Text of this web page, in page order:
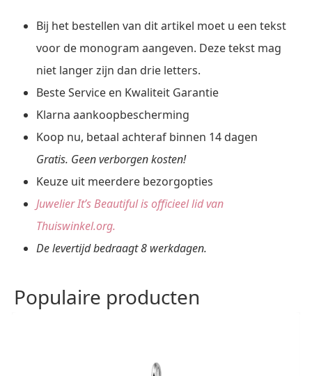
Bij het bestellen van dit artikel moet u een tekst
voor de monogram aangeven. Deze tekst mag
niet langer zijn dan drie letters.
Beste Service en Kwaliteit Garantie
Klarna aankoopbescherming
Koop nu, betaal achteraf binnen 14 dagen
Gratis. Geen verborgen kosten!
Keuze uit meerdere bezorgopties
Juwelier It’s Beautiful is officieel lid van
Thuiswinkel.org.
De levertijd bedraagt 8 werkdagen.
Populaire producten